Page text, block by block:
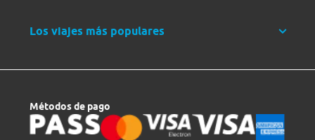
Los viajes más populares
Métodos de pago